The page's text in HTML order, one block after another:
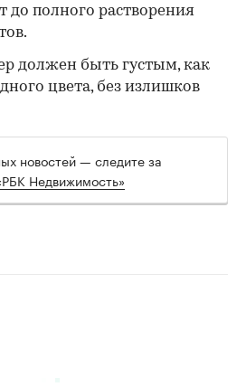
до полного растворения
должен быть густым, как
цвета, без излишков
новостей — следите за
Недвижимость»